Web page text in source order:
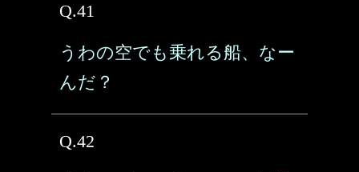
Q.41
うわの空でも乗れる船、なー
んだ？
Q.42